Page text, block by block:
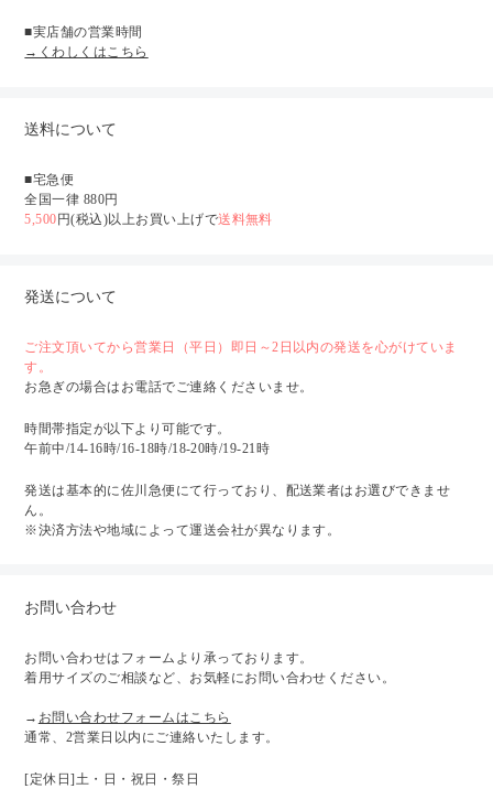
■実店舗の営業時間
→くわしくはこちら
送料について
■宅急便
全国一律 880円
5,500 円(税込)以上お買い上げで送料無料
発送について
ご注文頂いてから営業日（平日）即日～2日以内の発送を心がけていま
す。
お急ぎの場合はお電話でご連絡くださいませ。
時間帯指定が以下より可能です。
午前中/14-16時/16-18時/18-20時/19-21時
発送は基本的に佐川急便にて行っており、配送業者はお選びできませ
ん。
※決済方法や地域によって運送会社が異なります。
お問い合わせ
お問い合わせはフォームより承っております。
着用サイズのご相談など、お気軽にお問い合わせください。
→ お問い合わせフォームはこちら
通常、2営業日以内にご連絡いたします。
[定休日]土・日・祝日・祭日